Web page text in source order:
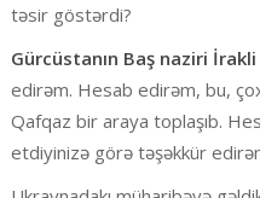
təsir göstərdi?
Gürcüstanın Baş naziri
edirəm. Hesab edirəm, bu,
Qafqaz bir araya toplaşıb.
etdiyinizə görə təşəkkür